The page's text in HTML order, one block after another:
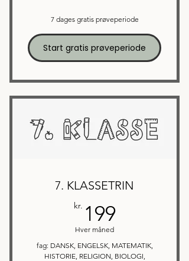
7 dages gratis prøveperiode
Start gratis prøveperiode
7. KLASSETRIN
kr. 199199kr.
Hver måned
fag: DANSK, ENGELSK, MATEMATIK,
HISTORIE, RELIGION, BIOLOGI,